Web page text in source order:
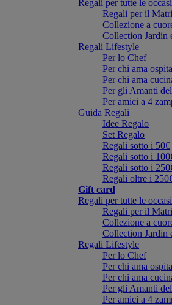
Regali per tutte le
Regali per il
Collezione a
Collection Jardin
Regali Lifestyle
Per lo Chef
Per chi ama
Per chi ama
Per gli Amanti
Per amici a 4
Guida Regali
Idee Regalo
Set Regalo
Regali sotto i 50€
Regali sotto i
Regali sotto i
Regali oltre i
Gift card
Regali per tutte le
Regali per il
Collezione a
Collection Jardin
Regali Lifestyle
Per lo Chef
Per chi ama
Per chi ama
Per gli Amanti
Per amici a 4